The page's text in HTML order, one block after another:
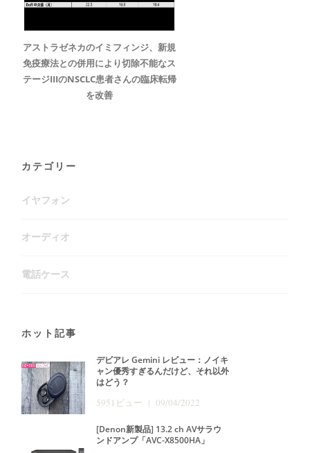
アストラゼネカのイミフィンジ、新規
免疫療法との併用により切除不能なス
テージIIIのNSCLC患者さんの臨床転帰
を改善
カテゴリー
イヤフォン
オーディオ
電話ケース
ホット記事
デビアレ Gemini レビュー：ノイキ
ャン優秀すぎるんだけど、それ以外
はどう？
5951ビュー | 09/04/2022
[Denon新製品] 13.2 ch AVサラウ
ンドアンプ「AVC-X8500HA」